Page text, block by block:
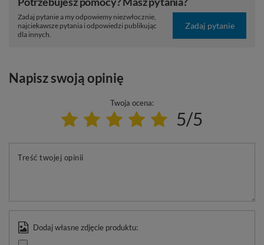
Zadaj pytanie a my odpowiemy niezwłocznie,
najciekawsze pytania i odpowiedzi publikując
dla innych.
Zadaj pytanie
Napisz swoją opinię
Twoja ocena:
5/5
Treść twojej opinii
Dodaj własne zdjęcie produktu: